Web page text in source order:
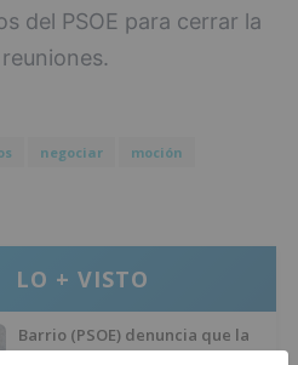
del PSOE para cerrar la
negociar
moción
LO + VISTO
Barrio (PSOE) denuncia que la
apertura del Castillo responde a